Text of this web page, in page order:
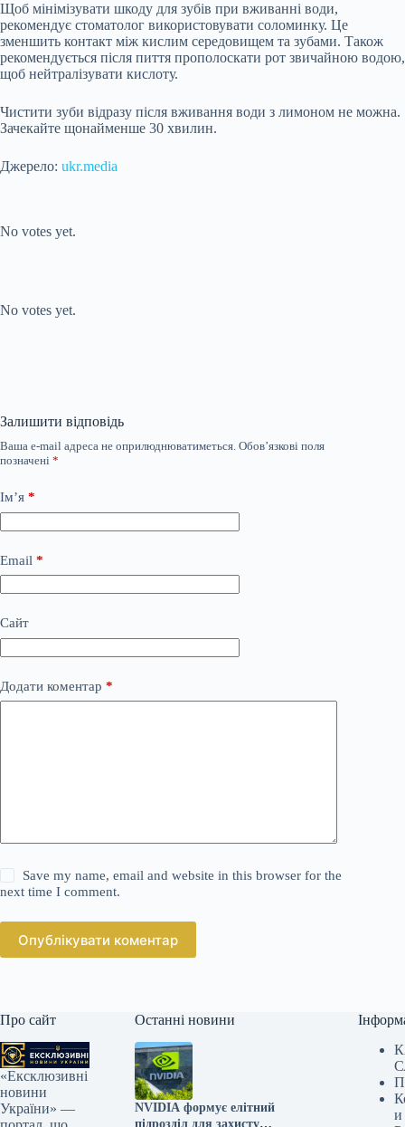
Щоб мінімізувати шкоду для зубів при вживанні води,
рекомендує стоматолог використовувати соломинку. Це
зменшить контакт між кислим середовищем та зубами. Також
рекомендується після пиття прополоскати рот звичайною водою,
щоб нейтралізувати кислоту.
Чистити зуби відразу після вживання води з лимоном не можна.
Зачекайте щонайменше 30 хвилин.
Джерело: ukr.media
No votes yet.
No votes yet.
Залишити відповідь
Ваша e-mail адреса не оприлюднюватиметься. Обов’язкові поля
позначені *
Ім’я *
Email *
Сайт
Додати коментар *
Save my name, email and website in this browser for the
next time I comment.
Опублікувати коментар
Про сайт
«Ексклюзивні
новини
України» —
Останні новини
NVIDIA формує елітний
підрозділ для захисту
и